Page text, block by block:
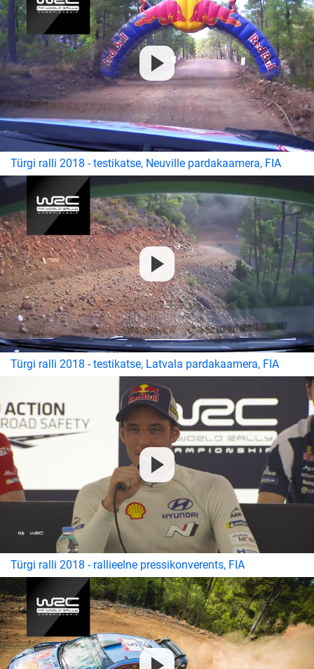
Türgi ralli 2018 - testikatse, Neuville pardakaamera, FIA
Türgi ralli 2018 - testikatse, Latvala pardakaamera, FIA
Türgi ralli 2018 - rallieelne pressikonverents, FIA